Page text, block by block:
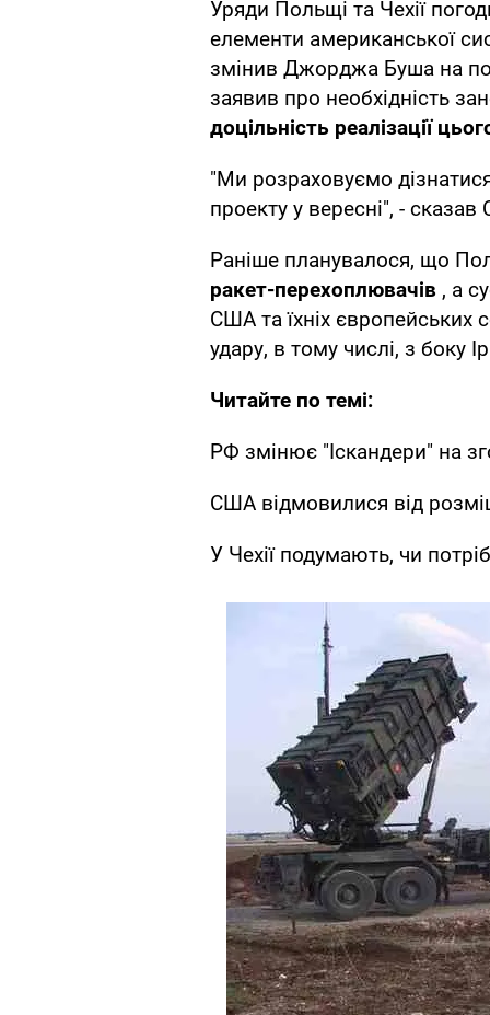
Уряди Польщі та Чехії
елементи американської
змінив Джорджа Буша на
заявив про необхідність
доцільність реалізації
"Ми розраховуємо
проекту у вересні", -
Раніше планувалося, що
ракет-перехоплювачів , а
США та їхніх європейських
удару, в тому числі, з боку
Читайте по темі:
РФ змінює "Іскандери" на
США відмовилися від
У Чехії подумають, чи